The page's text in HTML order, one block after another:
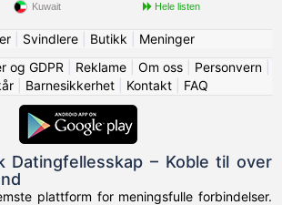
Kuwait Hele listen
| Svindlere| Butikk
Meninger
og GDPR
Reklame| Om oss| Personvern|
Barnesikkerhet Kontakt FAQ
Datingfellesskap – Koble til over
plattform for meningsfulle forbindelser.